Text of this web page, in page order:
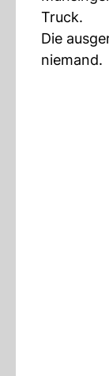
Truck.
Die
niemand.